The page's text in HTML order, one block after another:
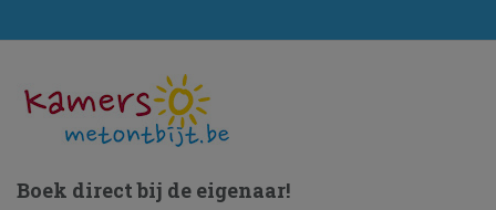
Boek direct bij de eigenaar!